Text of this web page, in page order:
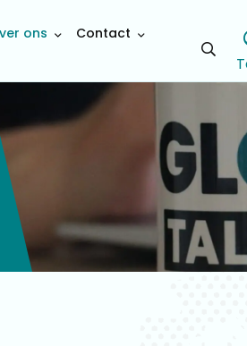
ons
Contact
Open